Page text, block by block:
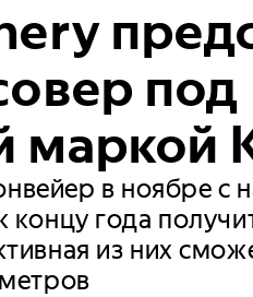
под
маркой
в ноябре
года
из них